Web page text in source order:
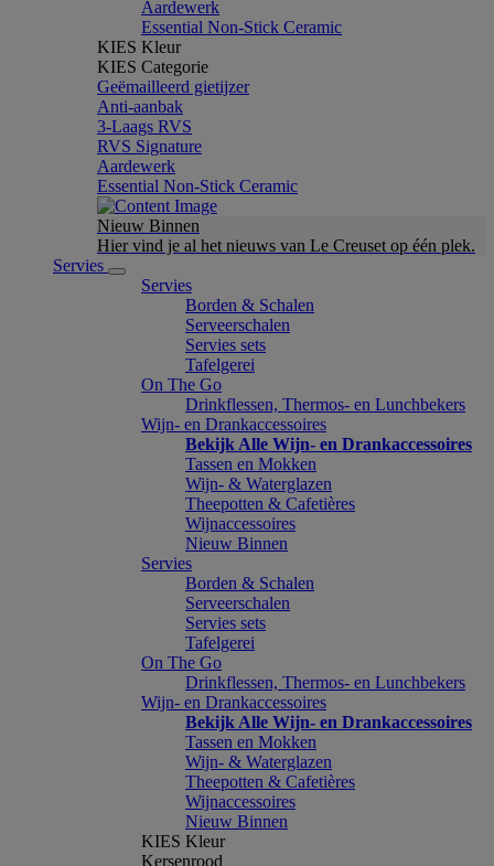
Aardewerk
Essential Non-Stick Ceramic
KIES Kleur
KIES Categorie
Geëmailleerd gietijzer
Anti-aanbak
3-Laags RVS
RVS Signature
Aardewerk
Essential Non-Stick Ceramic
Nieuw Binnen
Hier vind je al het nieuws van Le Creuset op één plek.
Servies
Servies
Borden & Schalen
Serveerschalen
Servies sets
Tafelgerei
On The Go
Drinkflessen, Thermos- en Lunchbekers
Wijn- en Drankaccessoires
Bekijk Alle Wijn- en Drankaccessoires
Tassen en Mokken
Wijn- & Waterglazen
Theepotten & Cafetières
Wijnaccessoires
Nieuw Binnen
Servies
Borden & Schalen
Serveerschalen
Servies sets
Tafelgerei
On The Go
Drinkflessen, Thermos- en Lunchbekers
Wijn- en Drankaccessoires
Bekijk Alle Wijn- en Drankaccessoires
Tassen en Mokken
Wijn- & Waterglazen
Theepotten & Cafetières
Wijnaccessoires
Nieuw Binnen
KIES Kleur
Kersenrood